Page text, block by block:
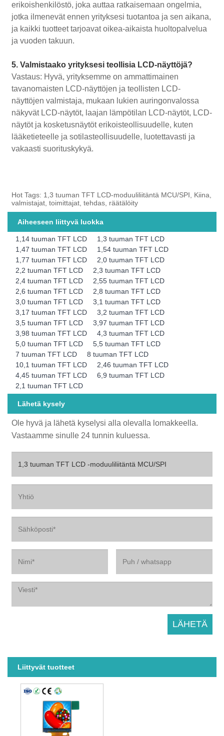
erikoishenkilöstö, joka auttaa ratkaisemaan ongelmia,
jotka ilmenevät ennen yrityksesi tuotantoa ja sen aikana,
ja kaikki tuotteet tarjoavat oikea-aikaista huoltopalvelua
ja vuoden takuun.
5. Valmistaako yrityksesi teollisia LCD-näyttöjä?
Vastaus: Hyvä, yrityksemme on ammattimainen
tavanomaisten LCD-näyttöjen ja teollisten LCD-
näyttöjen valmistaja, mukaan lukien auringonvalossa
näkyvät LCD-näytöt, laajan lämpötilan LCD-näytöt, LCD-
näytöt ja kosketusnäytöt erikoisteollisuudelle, kuten
lääketieteelle ja sotilasteollisuudelle, luotettavasti ja
vakaasti suorituskykyä.
Hot Tags: 1,3 tuuman TFT LCD-moduuliliitäntä MCU/SPI, Kiina,
valmistajat, toimittajat, tehdas, räätälöity
Aiheeseen liittyvä luokka
1,14 tuuman TFT LCD
1,3 tuuman TFT LCD
1,47 tuuman TFT LCD
1,54 tuuman TFT LCD
1,77 tuuman TFT LCD
2,0 tuuman TFT LCD
2,2 tuuman TFT LCD
2,3 tuuman TFT LCD
2,4 tuuman TFT LCD
2,55 tuuman TFT LCD
2,6 tuuman TFT LCD
2,8 tuuman TFT LCD
3,0 tuuman TFT LCD
3,1 tuuman TFT LCD
3,17 tuuman TFT LCD
3,2 tuuman TFT LCD
3,5 tuuman TFT LCD
3,97 tuuman TFT LCD
3,98 tuuman TFT LCD
4,3 tuuman TFT LCD
5,0 tuuman TFT LCD
5,5 tuuman TFT LCD
7 tuuman TFT LCD
8 tuuman TFT LCD
10,1 tuuman TFT LCD
2,46 tuuman TFT LCD
4,45 tuuman TFT LCD
6,9 tuuman TFT LCD
2,1 tuuman TFT LCD
Lähetä kysely
Ole hyvä ja lähetä kyselysi alla olevalla lomakkeella.
Vastaamme sinulle 24 tunnin kuluessa.
Liittyvät tuotteet